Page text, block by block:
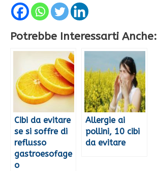
Potrebbe Interessarti Anche:
Cibi da evitare
se si soffre di
reflusso
gastroesofage
o
Allergie ai
pollini, 10 cibi
da evitare